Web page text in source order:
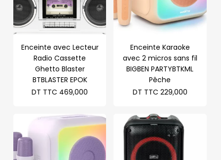
Enceinte avec Lecteur
Radio Cassette
Ghetto Blaster
BTBLASTER EPOK
DT TTC 469,000
Enceinte Karaoke
avec 2 micros sans fil
BIGBEN PARTYBTKML
Pêche
DT TTC 229,000